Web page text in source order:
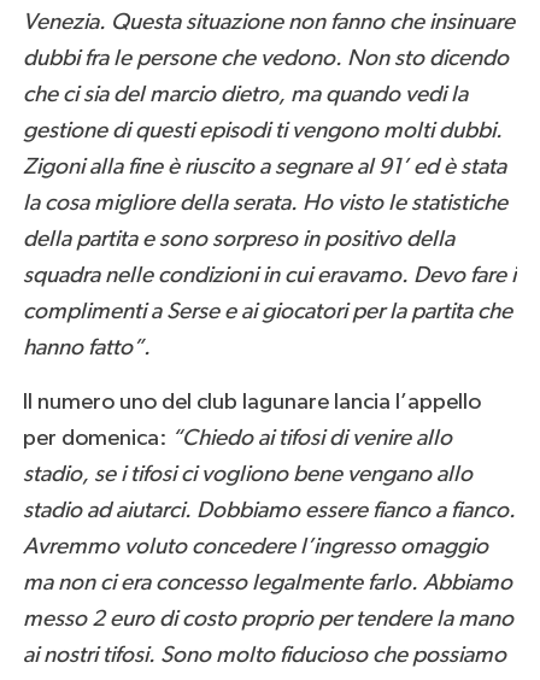
Venezia. Questa situazione non fanno che insinuare
dubbi fra le persone che vedono. Non sto dicendo
che ci sia del marcio dietro, ma quando vedi la
gestione di questi episodi ti vengono molti dubbi.
Zigoni alla fine è riuscito a segnare al 91’ ed è stata
la cosa migliore della serata. Ho visto le statistiche
della partita e sono sorpreso in positivo della
squadra nelle condizioni in cui eravamo. Devo fare i
complimenti a Serse e ai giocatori per la partita che
hanno fatto”.
Il numero uno del club lagunare lancia l’appello
per domenica: “Chiedo ai tifosi di venire allo
stadio, se i tifosi ci vogliono bene vengano allo
stadio ad aiutarci. Dobbiamo essere fianco a fianco.
Avremmo voluto concedere l’ingresso omaggio
ma non ci era concesso legalmente farlo. Abbiamo
messo 2 euro di costo proprio per tendere la mano
ai nostri tifosi. Sono molto fiducioso che possiamo